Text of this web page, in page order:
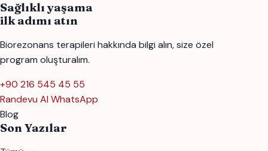
Sağlıklı yaşama
ilk adımı atın
Biorezonans terapileri hakkında bilgi alın, size özel
program oluşturalım.
+90 216 545 45 55
Randevu Al WhatsApp
Blog
Son Yazılar